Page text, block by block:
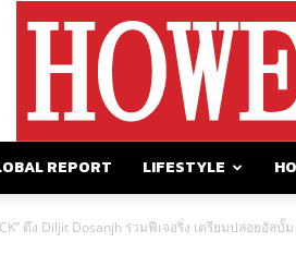
REPORT LIFESTYLE
ดึง Diljit Dosanjh ร่วมฟีเจอริ่ง เตรียมปล่อยอัลบั้ม